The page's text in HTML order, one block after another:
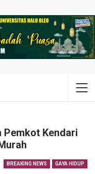
Pemkot Kendari
BREAKING NEWS GAYA HIDUP